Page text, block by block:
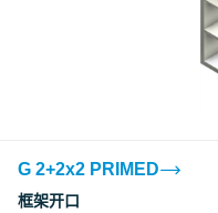
G 2+2x2 PRIMED
框架开口